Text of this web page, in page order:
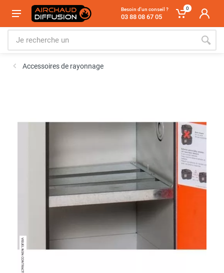
Besoin d'un conseil ?
03 88 08 67 05
0
Accessoires de rayonnage